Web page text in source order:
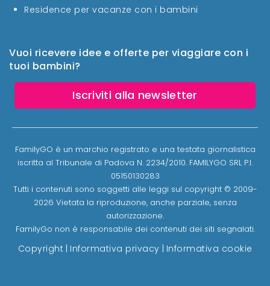
Vuoi ricevere idee e offerte per viaggiare con i
tuoi bambini?
Iscriviti alla newsletter
Residence per vacanze con i bambini
FamilyGO è un marchio registrato e una testata giornalistica
iscritta al Tribunale di Padova N. 2234/2010. FAMILYGO SRL P.I.
05150130283
Tutti i contenuti sono soggetti alle leggi sul copyright © 2009-
2026 Vietata la riproduzione, anche parziale, senza
autorizzazione.
FamilyGo non è responsabile dei contenuti dei siti segnalati.
Copyright | Informativa privacy | Informativa cookie